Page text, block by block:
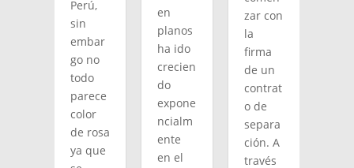
Perú,
sin
embar
go no
todo
parece
color
de rosa
ya que
en
planos
ha ido
crecien
do
expone
ncialm
ente
en el
zar con
la
firma
de un
contrat
o de
separa
ción. A
través